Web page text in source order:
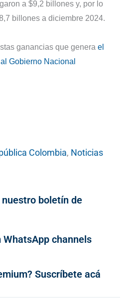
a $9,2 billones y, por lo
billones a diciembre 2024.
ganancias que genera el
Gobierno Nacional
Colombia, Noticias
boletín de
WhatsApp channels
Suscríbete acá